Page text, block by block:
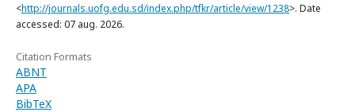
<http://journals.uofg.edu.sd/index.php/tfkr/article/view/1238>. Date
accessed: 07 aug. 2026.
Citation Formats
ABNT
APA
BibTeX